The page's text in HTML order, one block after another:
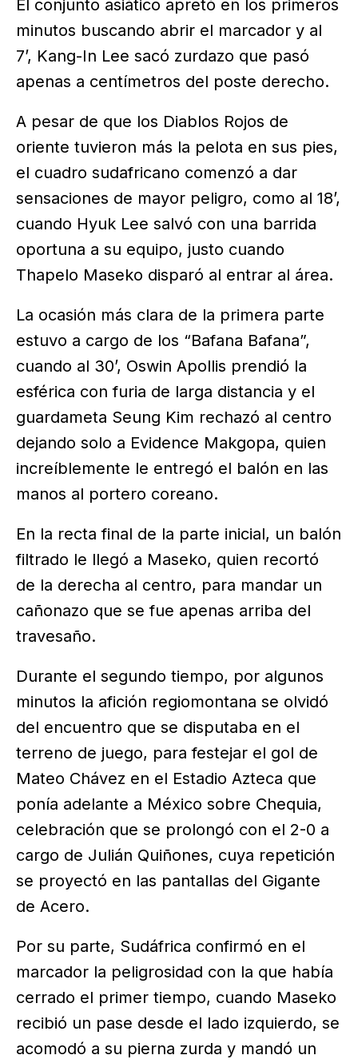
El conjunto asiático apretó en los primeros
minutos buscando abrir el marcador y al
7’, Kang-In Lee sacó zurdazo que pasó
apenas a centímetros del poste derecho.
A pesar de que los Diablos Rojos de
oriente tuvieron más la pelota en sus pies,
el cuadro sudafricano comenzó a dar
sensaciones de mayor peligro, como al 18’,
cuando Hyuk Lee salvó con una barrida
oportuna a su equipo, justo cuando
Thapelo Maseko disparó al entrar al área.
La ocasión más clara de la primera parte
estuvo a cargo de los “Bafana Bafana”,
cuando al 30’, Oswin Apollis prendió la
esférica con furia de larga distancia y el
guardameta Seung Kim rechazó al centro
dejando solo a Evidence Makgopa, quien
increíblemente le entregó el balón en las
manos al portero coreano.
En la recta final de la parte inicial, un balón
filtrado le llegó a Maseko, quien recortó
de la derecha al centro, para mandar un
cañonazo que se fue apenas arriba del
travesaño.
Durante el segundo tiempo, por algunos
minutos la afición regiomontana se olvidó
del encuentro que se disputaba en el
terreno de juego, para festejar el gol de
Mateo Chávez en el Estadio Azteca que
ponía adelante a México sobre Chequia,
celebración que se prolongó con el 2-0 a
cargo de Julián Quiñones, cuya repetición
se proyectó en las pantallas del Gigante
de Acero.
Por su parte, Sudáfrica confirmó en el
marcador la peligrosidad con la que había
cerrado el primer tiempo, cuando Maseko
recibió un pase desde el lado izquierdo, se
acomodó a su pierna zurda y mandó un